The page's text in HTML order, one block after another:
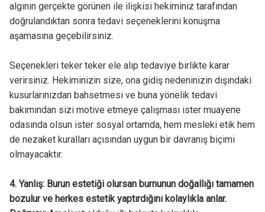
algının gerçekte görünen ile ilişkisi hekiminiz tarafından
doğrulandıktan sonra tedavi seçeneklerini konuşma
aşamasına geçebilirsiniz.
Seçenekleri teker teker ele alıp tedaviye birlikte karar
verirsiniz. Hekiminizin size, ona gidiş nedeninizin dışındaki
kusurlarınızdan bahsetmesi ve buna yönelik tedavi
bakımından sizi motive etmeye çalışması ister muayene
odasında olsun ister sosyal ortamda, hem mesleki etik hem
de nezaket kuralları açısından uygun bir davranış biçimi
olmayacaktır.
4. Yanlış: Burun estetiği olursan burnunun doğallığı tamamen
bozulur ve herkes estetik yaptırdığını kolaylıkla anlar.